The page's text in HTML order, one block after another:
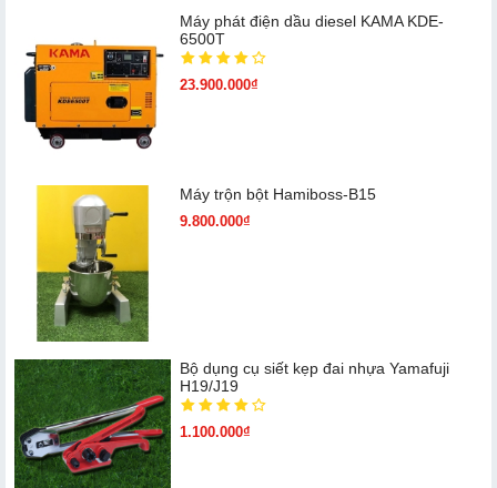
Máy phát điện dầu diesel KAMA KDE-
6500T
23.900.000₫
Máy trộn bột Hamiboss-B15
9.800.000₫
Bộ dụng cụ siết kẹp đai nhựa Yamafuji
H19/J19
1.100.000₫